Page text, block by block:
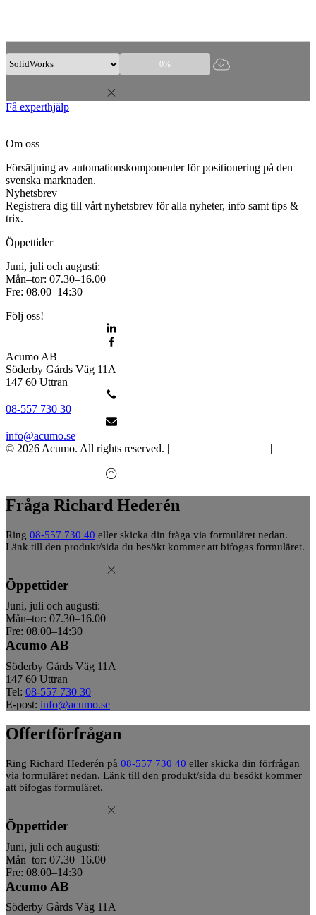
0%
Få experthjälp
Om oss
Försäljning av automationskomponenter för positionering på den
svenska marknaden.
Nyhetsbrev
Registrera dig till vårt nyhetsbrev för alla nyheter, info samt tips &
trix.
Öppettider
Juni, juli och augusti:
Mån–tor: 07.30–16.00
Fre: 08.00–14:30
Följ oss!
Acumo AB
Söderby Gårds Väg 11A
147 60 Uttran
08-557 730 30
info@acumo.se
© 2026 Acumo. All rights reserved. |
|
Fråga Richard Hederén
Ring 08-557 730 40 eller skicka din fråga via formuläret nedan.
Länk till den produkt/sida du besökt kommer att bifogas formuläret.
Öppettider
Juni, juli och augusti:
Mån–tor: 07.30–16.00
Fre: 08.00–14:30
Acumo AB
Söderby Gårds Väg 11A
147 60 Uttran
Tel: 08-557 730 30
E-post: info@acumo.se
Offertförfrågan
Ring Richard Hederén på 08-557 730 40 eller skicka din förfrågan
via formuläret nedan. Länk till den produkt/sida du besökt kommer
att bifogas formuläret.
Öppettider
Juni, juli och augusti:
Mån–tor: 07.30–16.00
Fre: 08.00–14:30
Acumo AB
Söderby Gårds Väg 11A